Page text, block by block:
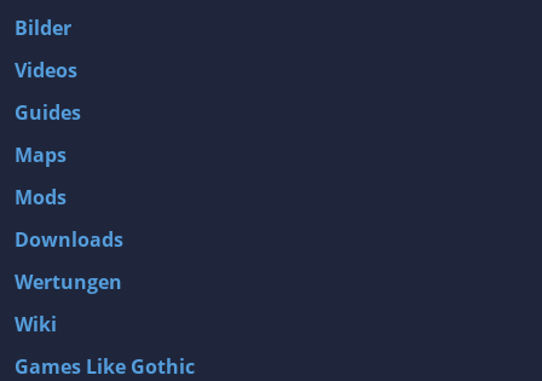
Bilder
Videos
Guides
Maps
Mods
Downloads
Wertungen
Wiki
Games Like Gothic